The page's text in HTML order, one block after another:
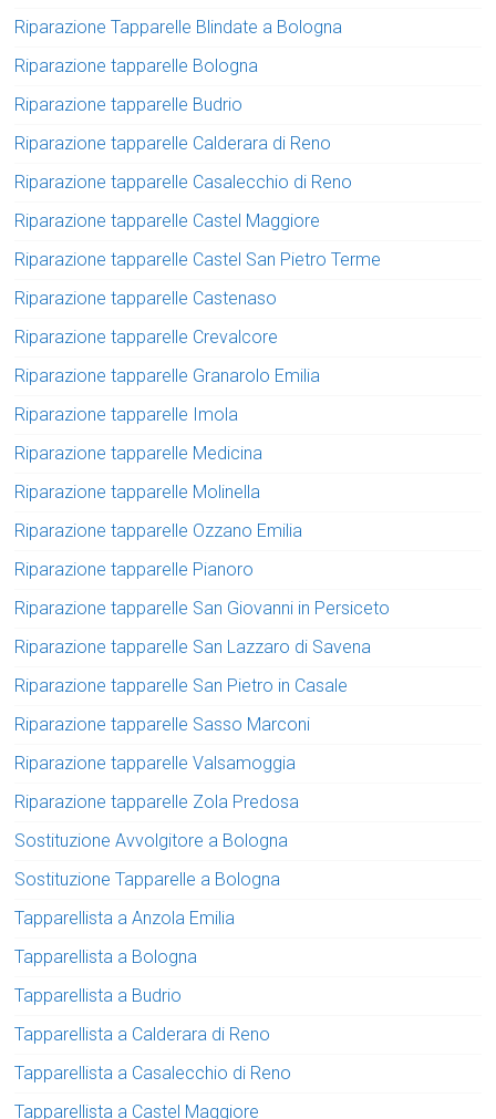
Riparazione Tapparelle Blindate a Bologna
Riparazione tapparelle Bologna
Riparazione tapparelle Budrio
Riparazione tapparelle Calderara di Reno
Riparazione tapparelle Casalecchio di Reno
Riparazione tapparelle Castel Maggiore
Riparazione tapparelle Castel San Pietro Terme
Riparazione tapparelle Castenaso
Riparazione tapparelle Crevalcore
Riparazione tapparelle Granarolo Emilia
Riparazione tapparelle Imola
Riparazione tapparelle Medicina
Riparazione tapparelle Molinella
Riparazione tapparelle Ozzano Emilia
Riparazione tapparelle Pianoro
Riparazione tapparelle San Giovanni in Persiceto
Riparazione tapparelle San Lazzaro di Savena
Riparazione tapparelle San Pietro in Casale
Riparazione tapparelle Sasso Marconi
Riparazione tapparelle Valsamoggia
Riparazione tapparelle Zola Predosa
Sostituzione Avvolgitore a Bologna
Sostituzione Tapparelle a Bologna
Tapparellista a Anzola Emilia
Tapparellista a Bologna
Tapparellista a Budrio
Tapparellista a Calderara di Reno
Tapparellista a Casalecchio di Reno
Tapparellista a Castel Maggiore